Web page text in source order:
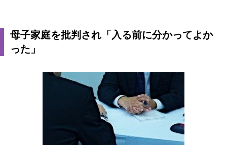
母子家庭を批判され「入る前に分かってよか
った」